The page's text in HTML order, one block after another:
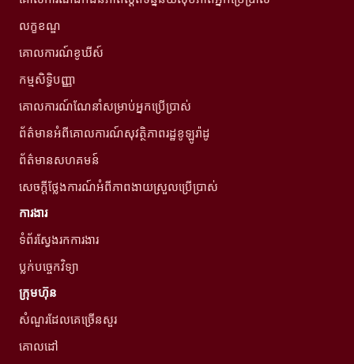
លក្ខខណ្ឌ
គោលការណ៍ខូឃីស៍
កម្មសិទ្ធិបញ្ញា
គោលការណ៍ណែនាំសម្រាប់អ្នកប្រើប្រាស់
ព័ត៌មានអំពីគោលការណ៍សុវត្ថិភាពរដ្ឋខូឡូរ៉ាដូ
ព័ត៌មានសហគមន៍
សេចក្តីថ្លែងការណ៍អំពីភាពងាយស្រួលប្រើប្រាស់
ការងារ
ទំព័រស្វែងរកការងារ
ប្លក់បច្ចេកវិទ្យា
ក្រុមហ៊ុន
សំណួរដែលគេច្រើនសួរ
គោលដៅ